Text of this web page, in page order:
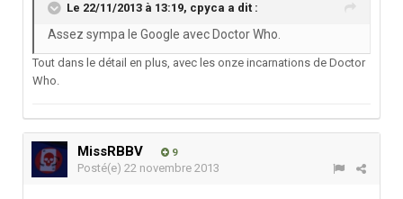
Le 22/11/2013 à 13:19, cpyca a dit :
Assez sympa le Google avec Doctor Who.
Tout dans le détail en plus, avec les onze incarnations de Doctor
Who.
MissRBBV 9
Posté(e) 22 novembre 2013